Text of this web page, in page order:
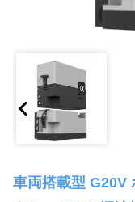
車両搭載型 G20V